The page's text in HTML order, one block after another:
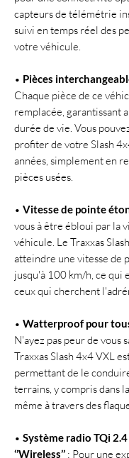
capteurs de télémétrie
suivi en temps réel des
votre véhicule.
• Pièces
Chaque pièce de ce
remplacée, garantissant
durée de vie. Vous
profiter de votre Slash
années, simplement en
pièces usées.
• Vitesse de pointe
vous à être ébloui par la
véhicule. Le Traxxas
atteindre une vitesse de
jusqu'à 100 km/h, ce qui
ceux qui cherchent
• Watterproof pour
N'ayez pas peur de vous
Traxxas Slash 4x4 VXL
permettant de le
terrains, y compris dans
même à travers des
• Système radio TQi
‘’Wireless’’ : Pour une